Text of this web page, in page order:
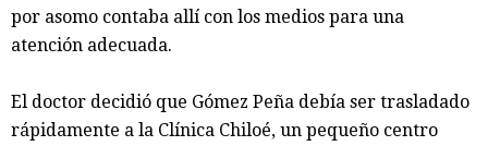
por asomo contaba allí con los medios para una
atención adecuada.
El doctor decidió que Gómez Peña debía ser trasladado
rápidamente a la Clínica Chiloé, un pequeño centro